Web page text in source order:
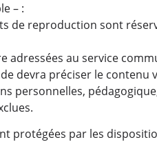
– :
de reproduction sont
adressées au service
devra préciser le contenu
personnelles,
protégées par les